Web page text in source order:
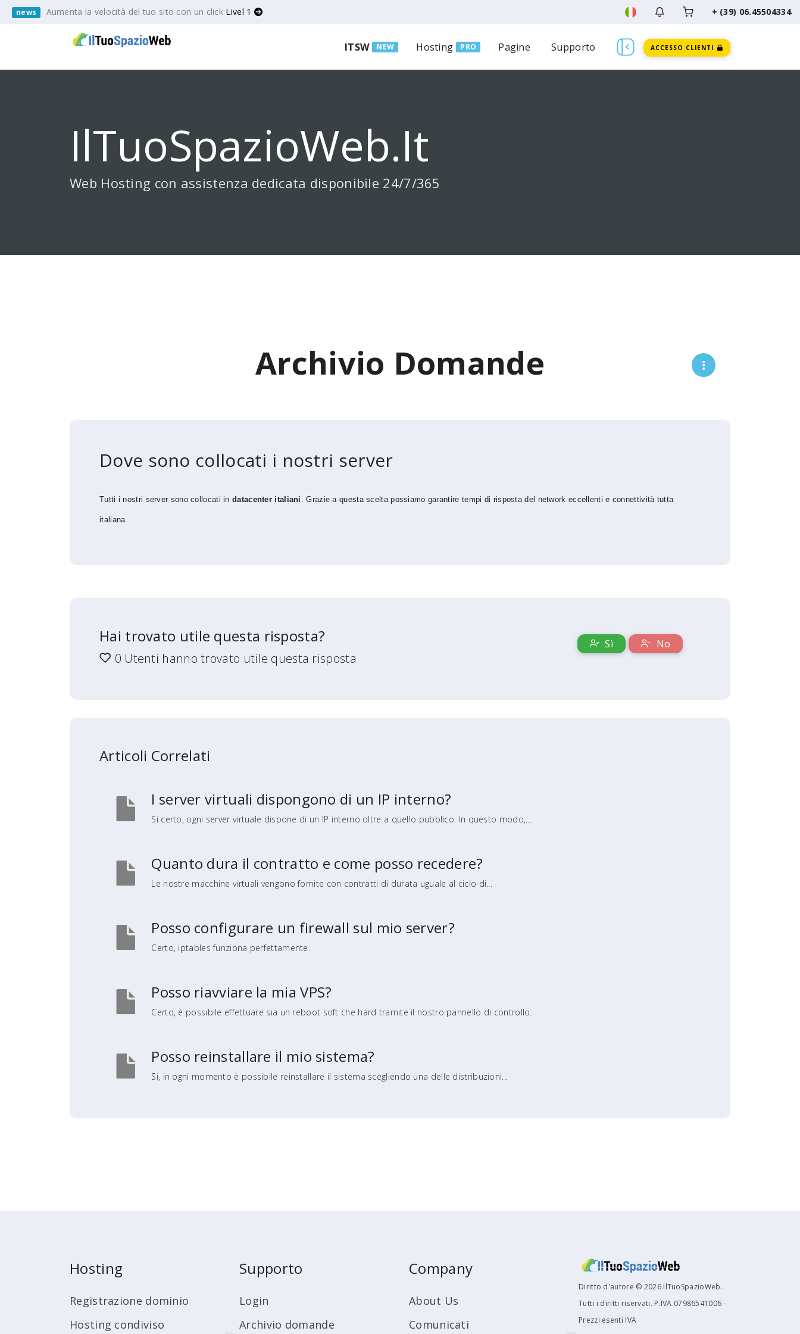
news Aumenta la velocità del tuo sito con un click Livel 1 + (39) 06.45504334
ITSW NEW Hosting PRO Pagine Supporto ACCESSO CLIENTI
IlTuoSpazioWeb.it
Web Hosting con assistenza dedicata disponibile 24/7/365
Archivio Domande
Dove sono collocati i nostri server
Tutti i nostri server sono collocati in datacenter italiani . Grazie a questa scelta possiamo garantire tempi di risposta del network eccellenti e connettività tutta
italiana.
Hai trovato utile questa risposta?
0 Utenti hanno trovato utile questa risposta
Sì No
Articoli Correlati
I server virtuali dispongono di un IP interno?
Si certo, ogni server virtuale dispone di un IP interno oltre a quello pubblico. In questo modo,...
Quanto dura il contratto e come posso recedere?
Le nostre macchine virtuali vengono fornite con contratti di durata uguale al ciclo di...
Posso configurare un firewall sul mio server?
Certo, iptables funziona perfettamente.
Posso riavviare la mia VPS?
Certo, è possibile effettuare sia un reboot soft che hard tramite il nostro pannello di controllo.
Posso reinstallare il mio sistema?
Si, in ogni momento è possibile reinstallare il sistema scegliendo una delle distribuzioni...
Hosting
Registrazione dominio
Hosting condiviso
Supporto
Login
Archivio domande
Company
About Us
Comunicati
Diritto d'autore © 2026 IlTuoSpazioWeb.
Tutti i diritti riservati. P.IVA 07986541006 -
Prezzi esenti IVA